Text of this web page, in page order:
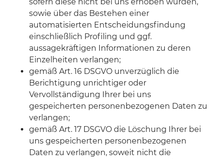
sowie über das Bestehen einer
automatisierten Entscheidungsfindung
einschließlich Profiling und ggf.
aussagekräftigen Informationen zu deren
Einzelheiten verlangen;
gemäß Art. 16 DSGVO unverzüglich die
Berichtigung unrichtiger oder
Vervollständigung Ihrer bei uns
gespeicherten personenbezogenen Daten zu
verlangen;
gemäß Art. 17 DSGVO die Löschung Ihrer bei
uns gespeicherten personenbezogenen
Daten zu verlangen, soweit nicht die